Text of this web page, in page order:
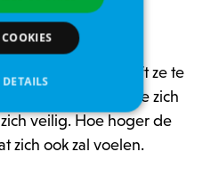
veiliger
, want zo heeft ze te
de ruimte waarin ze zich
veilig. Hoe hoger de
zich ook zal voelen.